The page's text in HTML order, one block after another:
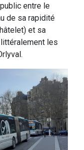
entre le
de sa rapidité
et sa
les